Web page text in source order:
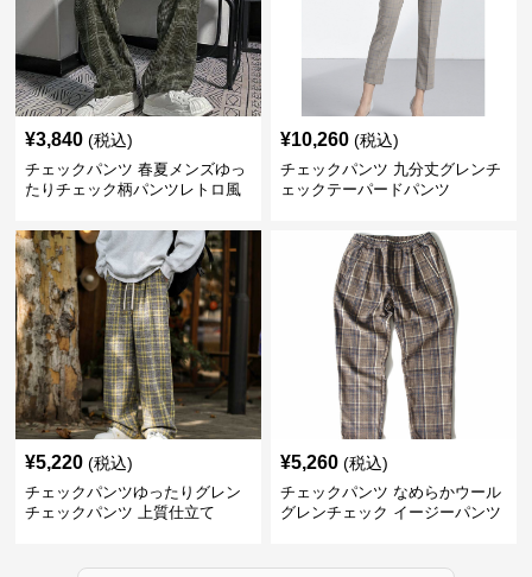
¥3,840 (税込)
チェックパンツ 春夏メンズゆっ
たりチェック柄パンツレトロ風
¥10,260 (税込)
チェックパンツ 九分丈グレンチ
ェックテーパードパンツ
¥5,220 (税込)
チェックパンツゆったりグレン
チェックパンツ 上質仕立て
¥5,260 (税込)
チェックパンツ なめらかウール
グレンチェック イージーパンツ